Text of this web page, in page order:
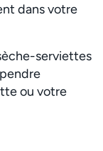
dans votre
serviettes
ou votre